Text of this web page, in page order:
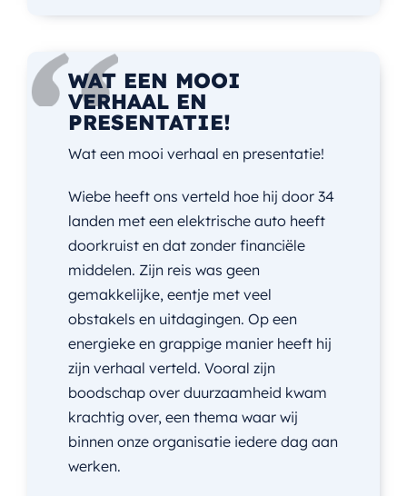
WAT EEN MOOI
VERHAAL EN
PRESENTATIE!
Wat een mooi verhaal en presentatie!
Wiebe heeft ons verteld hoe hij door 34
landen met een elektrische auto heeft
doorkruist en dat zonder financiële
middelen. Zijn reis was geen
gemakkelijke, eentje met veel
obstakels en uitdagingen. Op een
energieke en grappige manier heeft hij
zijn verhaal verteld. Vooral zijn
boodschap over duurzaamheid kwam
krachtig over, een thema waar wij
binnen onze organisatie iedere dag aan
werken.